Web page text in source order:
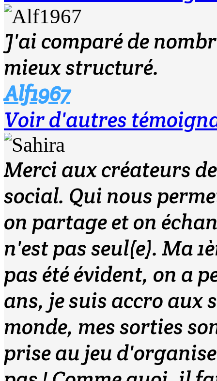
J'ai comparé de
mieux structuré.
Alf1967
Voir d'autres
Merci aux créateurs
social. Qui nous
on partage et on
n'est pas seul(e). Ma
pas été évident, on a
ans, je suis accro aux
monde, mes sorties
prise au jeu